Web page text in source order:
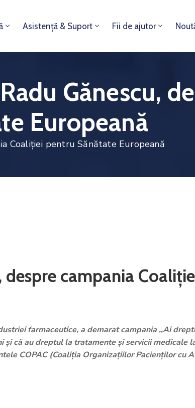
Asistență & Suport Fii de ajutor
Gănescu,
Europeană
Coaliţiei pentru Sănătate Europeană
despre campania
farmaceutice, a demarat campania ,,Ai
că au dreptul la tratamente şi servicii medicale
COPAC (Coaliţia Organizaţiilor Pacienţilor cu